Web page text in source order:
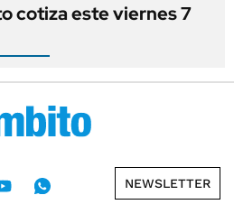
cotiza este viernes 7
NEWSLETTER